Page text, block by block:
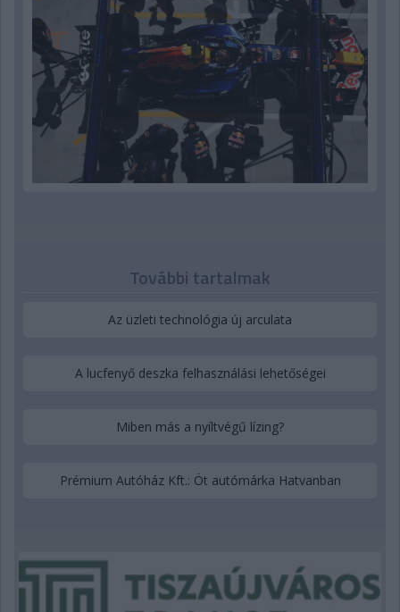
További tartalmak
Az üzleti technológia új arculata
A lucfenyő deszka felhasználási lehetőségei
Miben más a nyíltvégű lízing?
Prémium Autóház Kft.: Öt autómárka Hatvanban